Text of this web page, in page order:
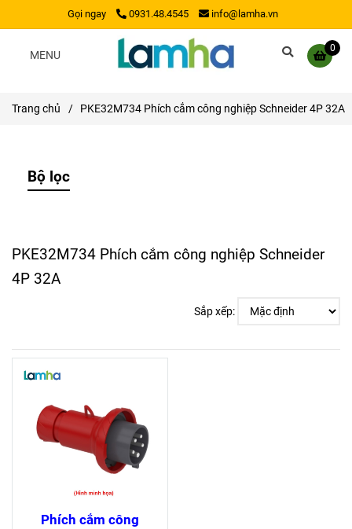
Gọi ngay 0931.48.4545 info@lamha.vn
0
MENU
Trang chủ / PKE32M734 Phích cắm công nghiệp Schneider 4P 32A
Bộ lọc
PKE32M734 Phích cắm công nghiệp Schneider
4P 32A
Sắp xếp:
Phích cắm công